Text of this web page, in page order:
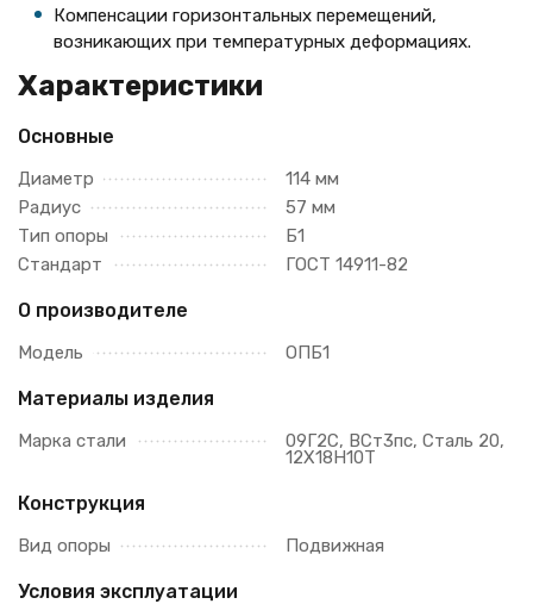
Компенсации горизонтальных перемещений,
возникающих при температурных деформациях.
Характеристики
Основные
Диаметр
114 мм
Радиус
57 мм
Тип опоры
Б1
Стандарт
ГОСТ 14911-82
О производителе
Модель ОПБ1
Материалы изделия
Марка стали 09Г2С, ВСт3пс, Сталь 20,
12Х18Н10Т
Конструкция
Вид опоры Подвижная
Условия эксплуатации